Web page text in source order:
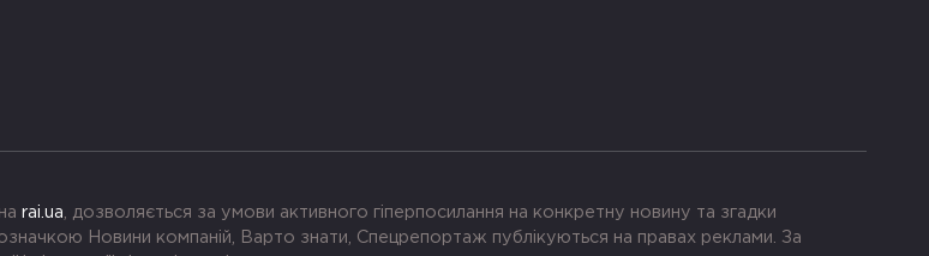
rai.ua , дозволяється за умови активного гіперпосилання на конкретну новину та згадки
Новини компаній, Варто знати, Спецрепортаж публікуються на правах реклами. За